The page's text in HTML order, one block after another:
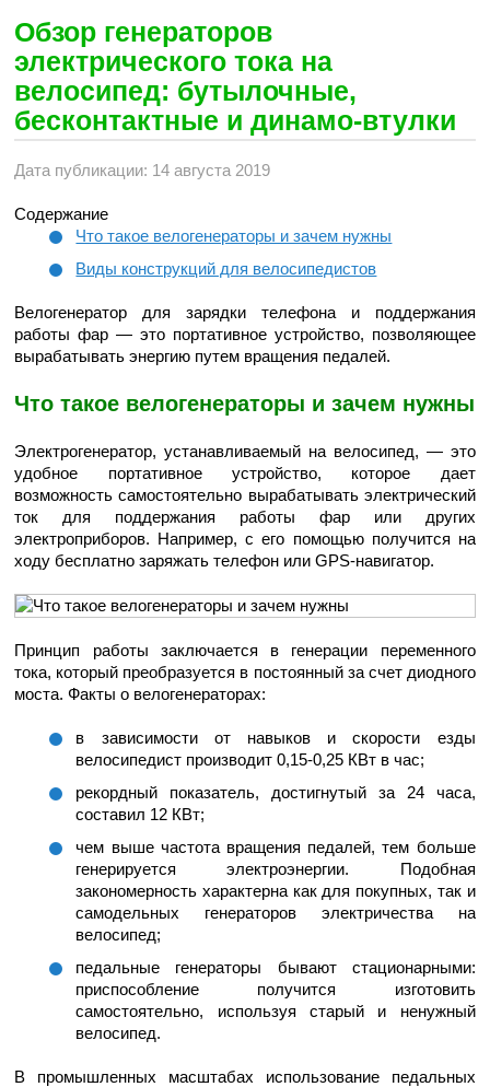
Обзор генераторов
электрического тока на
велосипед: бутылочные,
бесконтактные и динамо-втулки
Дата публикации: 14 августа 2019
Содержание
Что такое велогенераторы и зачем нужны
Виды конструкций для велосипедистов
Велогенератор для зарядки телефона и поддержания
работы фар — это портативное устройство, позволяющее
вырабатывать энергию путем вращения педалей.
Что такое велогенераторы и зачем нужны
Электрогенератор, устанавливаемый на велосипед, — это
удобное портативное устройство, которое дает
возможность самостоятельно вырабатывать электрический
ток для поддержания работы фар или других
электроприборов. Например, с его помощью получится на
ходу бесплатно заряжать телефон или GPS-навигатор.
Принцип работы заключается в генерации переменного
тока, который преобразуется в постоянный за счет диодного
моста. Факты о велогенераторах:
в зависимости от навыков и скорости езды
велосипедист производит 0,15-0,25 КВт в час;
рекордный показатель, достигнутый за 24 часа,
составил 12 КВт;
чем выше частота вращения педалей, тем больше
генерируется электроэнергии. Подобная
закономерность характерна как для покупных, так и
самодельных генераторов электричества на
велосипед;
педальные генераторы бывают стационарными:
приспособление получится изготовить
самостоятельно, используя старый и ненужный
велосипед.
В промышленных масштабах использование педальных